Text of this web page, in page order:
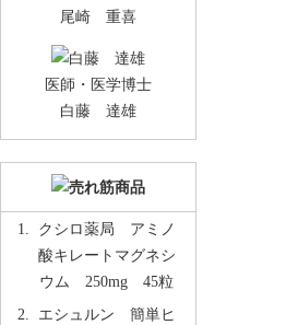
尾崎 重喜
医師・医学博士
白藤 達雄
クシロ薬局 アミノ
酸キレートマグネシ
ウム 250mg 45粒
エシュルン 簡単ヒ